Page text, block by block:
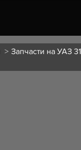
Запчасти на УАЗ